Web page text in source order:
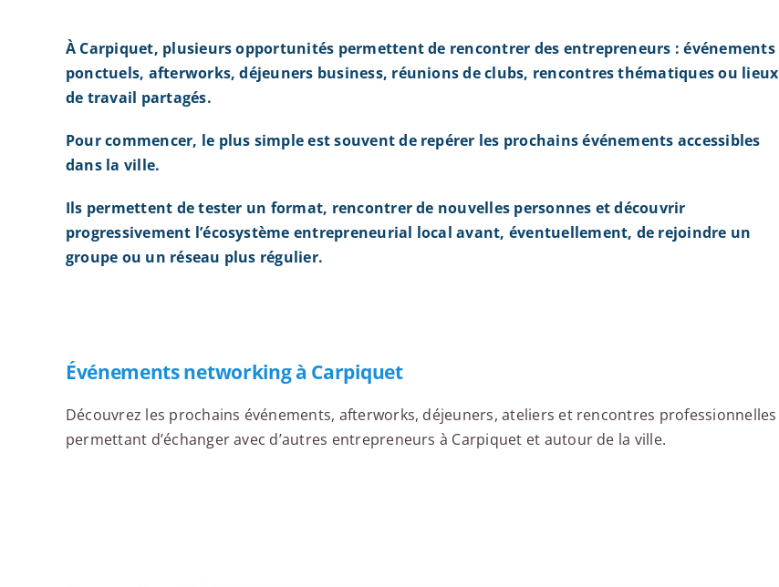
À Carpiquet, plusieurs opportunités permettent de rencontrer des entrepreneurs : événements
ponctuels, afterworks, déjeuners business, réunions de clubs, rencontres thématiques ou lieux
de travail partagés.
Pour commencer, le plus simple est souvent de repérer les prochains événements accessibles
dans la ville.
Ils permettent de tester un format, rencontrer de nouvelles personnes et découvrir
progressivement l’écosystème entrepreneurial local avant, éventuellement, de rejoindre un
groupe ou un réseau plus régulier.
Événements networking à Carpiquet
Découvrez les prochains événements, afterworks, déjeuners, ateliers et rencontres professionnelles
permettant d’échanger avec d’autres entrepreneurs à Carpiquet et autour de la ville.